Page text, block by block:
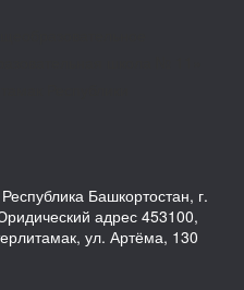
Башкортостан, г.
адрес 453100,
ул. Артёма, 130